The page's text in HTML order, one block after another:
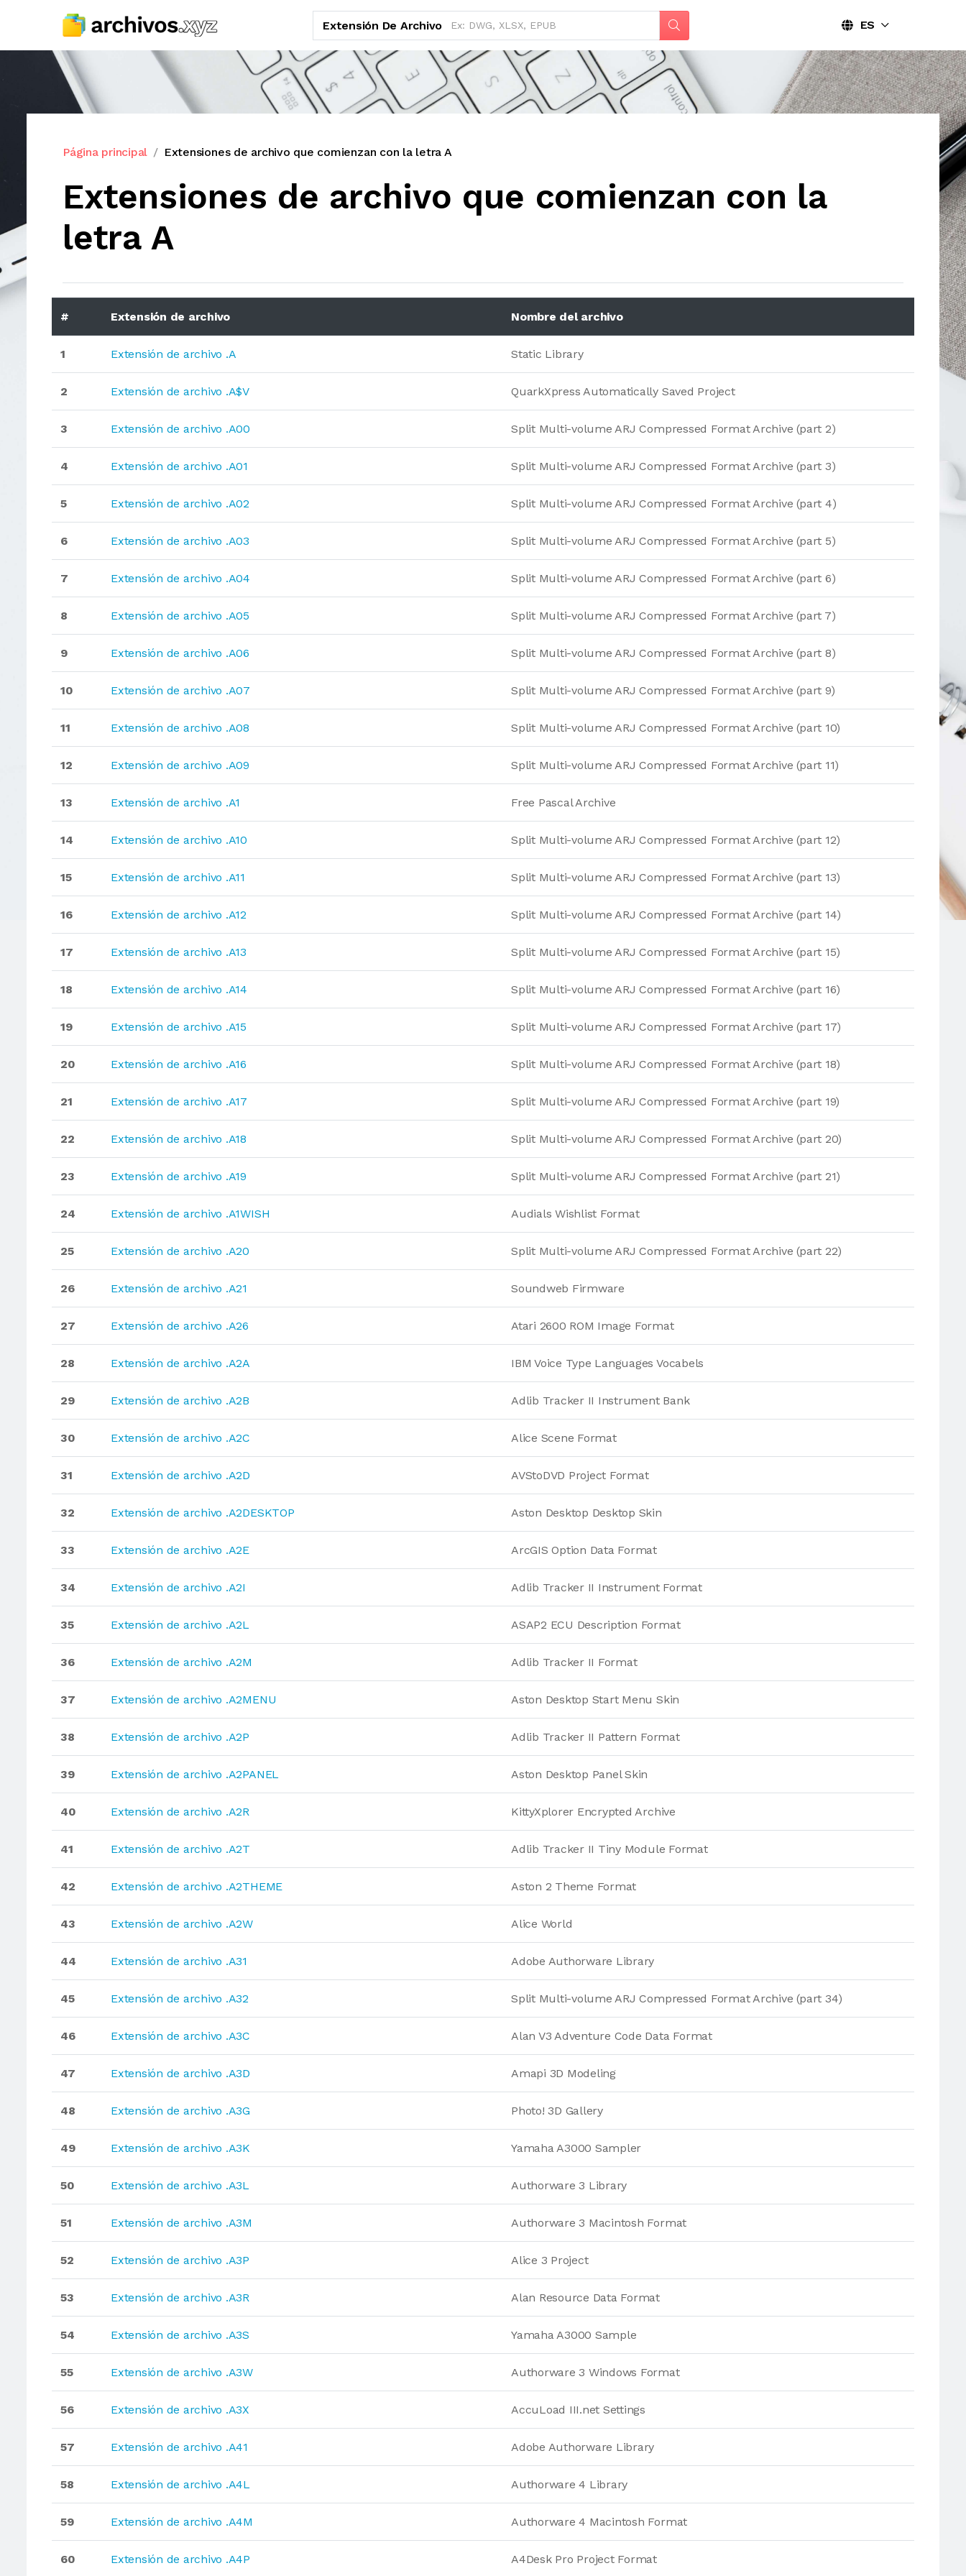
Extensión De Archivo ES
Página principal Extensiones de archivo que comienzan con la letra A
Extensiones de archivo que comienzan con la
letra A
# Extensión de archivo Nombre del archivo
1 Extensión de archivo .A Static Library
2 Extensión de archivo .A$V QuarkXpress Automatically Saved Project
3 Extensión de archivo .A00 Split Multi-volume ARJ Compressed Format Archive (part 2)
4 Extensión de archivo .A01 Split Multi-volume ARJ Compressed Format Archive (part 3)
5 Extensión de archivo .A02 Split Multi-volume ARJ Compressed Format Archive (part 4)
6 Extensión de archivo .A03 Split Multi-volume ARJ Compressed Format Archive (part 5)
7 Extensión de archivo .A04 Split Multi-volume ARJ Compressed Format Archive (part 6)
8 Extensión de archivo .A05 Split Multi-volume ARJ Compressed Format Archive (part 7)
9 Extensión de archivo .A06 Split Multi-volume ARJ Compressed Format Archive (part 8)
10 Extensión de archivo .A07 Split Multi-volume ARJ Compressed Format Archive (part 9)
11 Extensión de archivo .A08 Split Multi-volume ARJ Compressed Format Archive (part 10)
12 Extensión de archivo .A09 Split Multi-volume ARJ Compressed Format Archive (part 11)
13 Extensión de archivo .A1 Free Pascal Archive
14 Extensión de archivo .A10 Split Multi-volume ARJ Compressed Format Archive (part 12)
15 Extensión de archivo .A11 Split Multi-volume ARJ Compressed Format Archive (part 13)
16 Extensión de archivo .A12 Split Multi-volume ARJ Compressed Format Archive (part 14)
17 Extensión de archivo .A13 Split Multi-volume ARJ Compressed Format Archive (part 15)
18 Extensión de archivo .A14 Split Multi-volume ARJ Compressed Format Archive (part 16)
19 Extensión de archivo .A15 Split Multi-volume ARJ Compressed Format Archive (part 17)
20 Extensión de archivo .A16 Split Multi-volume ARJ Compressed Format Archive (part 18)
21 Extensión de archivo .A17 Split Multi-volume ARJ Compressed Format Archive (part 19)
22 Extensión de archivo .A18 Split Multi-volume ARJ Compressed Format Archive (part 20)
23 Extensión de archivo .A19 Split Multi-volume ARJ Compressed Format Archive (part 21)
24 Extensión de archivo .A1WISH Audials Wishlist Format
25 Extensión de archivo .A20 Split Multi-volume ARJ Compressed Format Archive (part 22)
26 Extensión de archivo .A21 Soundweb Firmware
27 Extensión de archivo .A26 Atari 2600 ROM Image Format
28 Extensión de archivo .A2A IBM Voice Type Languages Vocabels
29 Extensión de archivo .A2B Adlib Tracker II Instrument Bank
30 Extensión de archivo .A2C Alice Scene Format
31 Extensión de archivo .A2D AVStoDVD Project Format
32 Extensión de archivo .A2DESKTOP Aston Desktop Desktop Skin
33 Extensión de archivo .A2E ArcGIS Option Data Format
34 Extensión de archivo .A2I Adlib Tracker II Instrument Format
35 Extensión de archivo .A2L ASAP2 ECU Description Format
36 Extensión de archivo .A2M Adlib Tracker II Format
37 Extensión de archivo .A2MENU Aston Desktop Start Menu Skin
38 Extensión de archivo .A2P Adlib Tracker II Pattern Format
39 Extensión de archivo .A2PANEL Aston Desktop Panel Skin
40 Extensión de archivo .A2R KittyXplorer Encrypted Archive
41 Extensión de archivo .A2T Adlib Tracker II Tiny Module Format
42 Extensión de archivo .A2THEME Aston 2 Theme Format
43 Extensión de archivo .A2W Alice World
44 Extensión de archivo .A31 Adobe Authorware Library
45 Extensión de archivo .A32 Split Multi-volume ARJ Compressed Format Archive (part 34)
46 Extensión de archivo .A3C Alan V3 Adventure Code Data Format
47 Extensión de archivo .A3D Amapi 3D Modeling
48 Extensión de archivo .A3G Photo! 3D Gallery
49 Extensión de archivo .A3K Yamaha A3000 Sampler
50 Extensión de archivo .A3L Authorware 3 Library
51 Extensión de archivo .A3M Authorware 3 Macintosh Format
52 Extensión de archivo .A3P Alice 3 Project
53 Extensión de archivo .A3R Alan Resource Data Format
54 Extensión de archivo .A3S Yamaha A3000 Sample
55 Extensión de archivo .A3W Authorware 3 Windows Format
56 Extensión de archivo .A3X AccuLoad III.net Settings
57 Extensión de archivo .A41 Adobe Authorware Library
58 Extensión de archivo .A4L Authorware 4 Library
59 Extensión de archivo .A4M Authorware 4 Macintosh Format
60 Extensión de archivo .A4P A4Desk Pro Project Format